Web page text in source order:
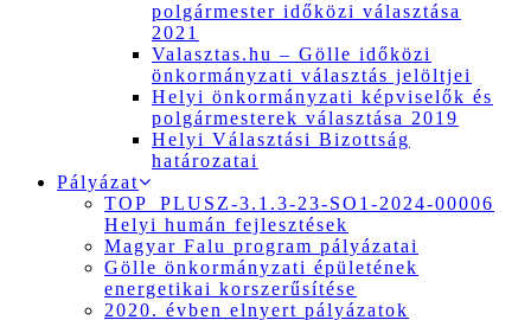
polgármester időközi választása
2021
Valasztas.hu – Gölle időközi
önkormányzati választás jelöltjei
Helyi önkormányzati képviselők és
polgármesterek választása 2019
Helyi Választási Bizottság
határozatai
Pályázat
TOP_PLUSZ-3.1.3-23-SO1-2024-00006
Helyi humán fejlesztések
Magyar Falu program pályázatai
Gölle önkormányzati épületének
energetikai korszerűsítése
2020. évben elnyert pályázatok